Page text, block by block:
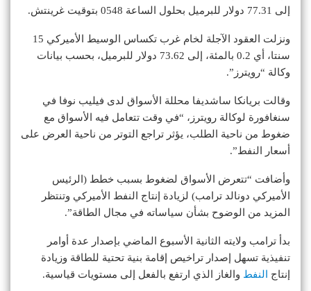
إلى 77.31 دولار للبرميل بحلول الساعة 0548 بتوقيت غرينتش.
ونزلت العقود الآجلة لخام غرب تكساس الوسيط الأميركي 15
سنتا، أي 0.2 بالمئة، إلى 73.62 دولار للبرميل، بحسب بيانات
وكالة “رويترز”.
وقالت بريانكا ساشديفا محللة الأسواق لدى فيليب نوفا في
سنغافورة لوكالة رويترز، “في وقت تتعامل فيه الأسواق مع
ضغوط من ناحية الطلب، يؤثر تراجع التوتر من ناحية العرض على
أسعار النفط”.
وأضافت “تتعرض الأسواق لضغوط بسبب خطط (الرئيس
الأميركي دونالد ترامب) لزيادة إنتاج النفط الأميركي وتنتظر
المزيد من الوضوح بشأن سياساته في مجال الطاقة”.
بدأ ترامب ولايته الثانية الأسبوع الماضي بإصدار عدة أوامر
تنفيذية تسهل إصدار تراخيص إقامة بنية تحتية للطاقة وزيادة
إنتاج
النفط والغاز الذي ارتفع بالفعل إلى مستويات قياسية.